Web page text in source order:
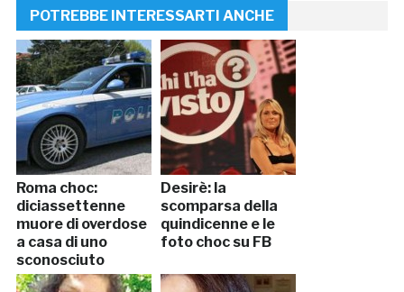
POTREBBE INTERESSARTI ANCHE
Roma choc:
diciassettenne
muore di overdose
a casa di uno
sconosciuto
Desirè: la
scomparsa della
quindicenne e le
foto choc su FB